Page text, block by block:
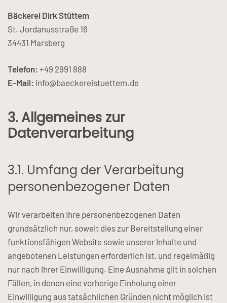
Bäckerei Dirk Stüttem
St. Jordanusstraße 16
34431 Marsberg
Telefon: +49 2991 888
E-Mail: info@baeckereistuettem.de
3. Allgemeines zur
Datenverarbeitung
3.1. Umfang der Verarbeitung
personenbezogener Daten
Wir verarbeiten Ihre personenbezogenen Daten
grundsätzlich nur, soweit dies zur Bereitstellung einer
funktionsfähigen Website sowie unserer Inhalte und
angebotenen Leistungen erforderlich ist, und regelmäßig
nur nach Ihrer Einwilligung. Eine Ausnahme gilt in solchen
Fällen, in denen eine vorherige Einholung einer
Einwilligung aus tatsächlichen Gründen nicht möglich ist